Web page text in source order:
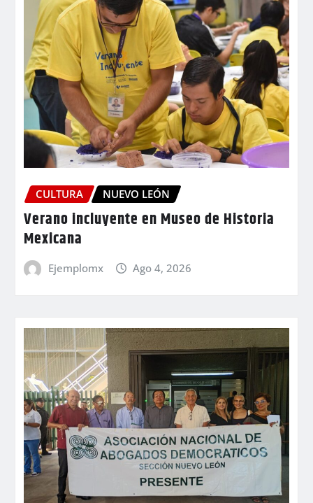
CULTURA NUEVO LEÓN
Verano incluyente en Museo de Historia
Mexicana
Ejemplomx Ago 4, 2026